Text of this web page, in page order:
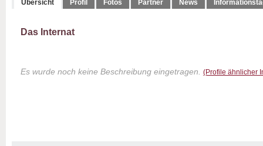
Übersicht Profil Fotos Partner News
Das Internat
Es wurde noch keine Beschreibung eingetragen. (Profile ähnlicher